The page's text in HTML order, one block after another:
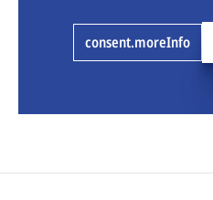
consent.moreInfo